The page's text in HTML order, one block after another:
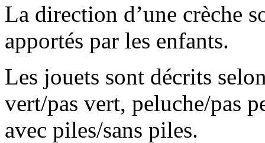
La direction d’une crèche
apportés par les enfants.
Les jouets sont décrits
vert/pas vert, peluche/pas
avec piles/sans piles.